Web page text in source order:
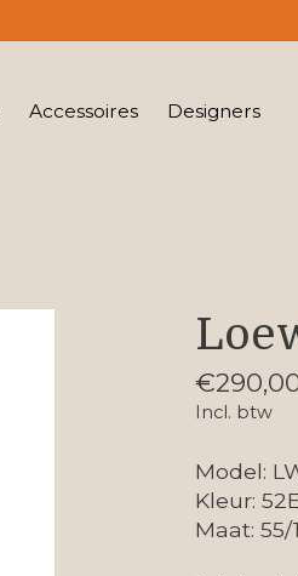
Accessoires Designers
Incl. btw
Model:
Kleur:
Maat: 55/